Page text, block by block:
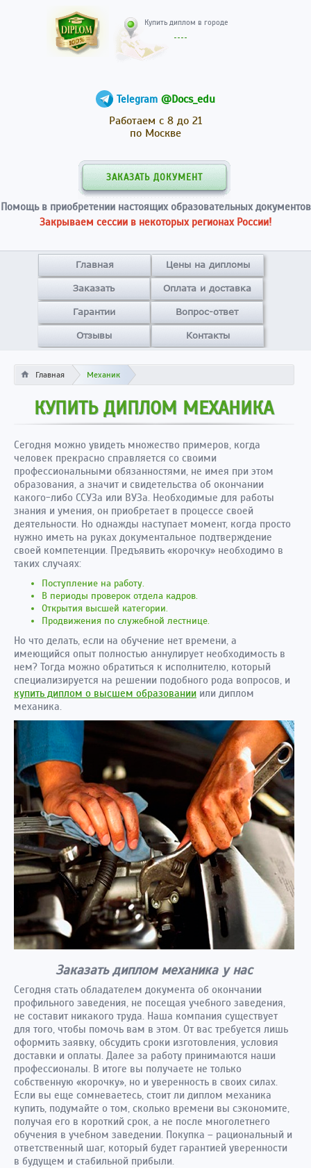
Telegram @Docs_edu
Работаем с 8 до 21
по Москве
ЗАКАЗАТЬ ДОКУМЕНТ
Помощь в приобретении настоящих образовательных документов
Закрываем сессии в некоторых регионах России!
Главная Цены на дипломы
Заказать Оплата и доставка
Гарантии Вопрос-ответ
Отзывы Контакты
Главная Механик
КУПИТЬ ДИПЛОМ МЕХАНИКА
Сегодня можно увидеть множество примеров, когда
человек прекрасно справляется со своими
профессиональными обязанностями, не имея при этом
образования, а значит и свидетельства об окончании
какого-либо ССУЗа или ВУЗа. Необходимые для работы
знания и умения, он приобретает в процессе своей
деятельности. Но однажды наступает момент, когда просто
нужно иметь на руках документальное подтверждение
своей компетенции. Предъявить «корочку» необходимо в
таких случаях:
Поступление на работу.
В периоды проверок отдела кадров.
Открытия высшей категории.
Продвижения по служебной лестнице.
Но что делать, если на обучение нет времени, а
имеющийся опыт полностью аннулирует необходимость в
нем? Тогда можно обратиться к исполнителю, который
специализируется на решении подобного рода вопросов, и
купить диплом о высшем образовании или диплом
механика.
Заказать диплом механика у нас
Сегодня стать обладателем документа об окончании
профильного заведения, не посещая учебного заведения,
не составит никакого труда. Наша компания существует
для того, чтобы помочь вам в этом. От вас требуется лишь
оформить заявку, обсудить сроки изготовления, условия
доставки и оплаты. Далее за работу принимаются наши
профессионалы. В итоге вы получаете не только
собственную «корочку», но и уверенность в своих силах.
Если вы еще сомневаетесь, стоит ли диплом механика
купить, подумайте о том, сколько времени вы сэкономите,
получая его в короткий срок, а не после многолетнего
обучения в учебном заведении. Покупка – рациональный и
ответственный шаг, который будет гарантией уверенности
в будущем и стабильной прибыли.